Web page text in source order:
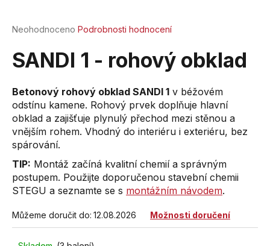
Průměrné
produktu
je
z
5
hvězdiček.
Neohodnoceno Podrobnosti hodnocení
SANDI 1 - rohový obklad
Betonový rohový obklad SANDI 1 v béžovém
odstínu kamene. Rohový prvek doplňuje hlavní
obklad a zajišťuje plynulý přechod mezi stěnou a
vnějším rohem. Vhodný do interiéru i exteriéru, bez
spárování.
TIP: Montáž začíná kvalitní chemií a správným
postupem. Použijte doporučenou stavební chemii
STEGU a seznamte se s montážním návodem.
Můžeme doručit do: 12.08.2026 Možnosti doručení
j
t
HLEDAT
D
p
o